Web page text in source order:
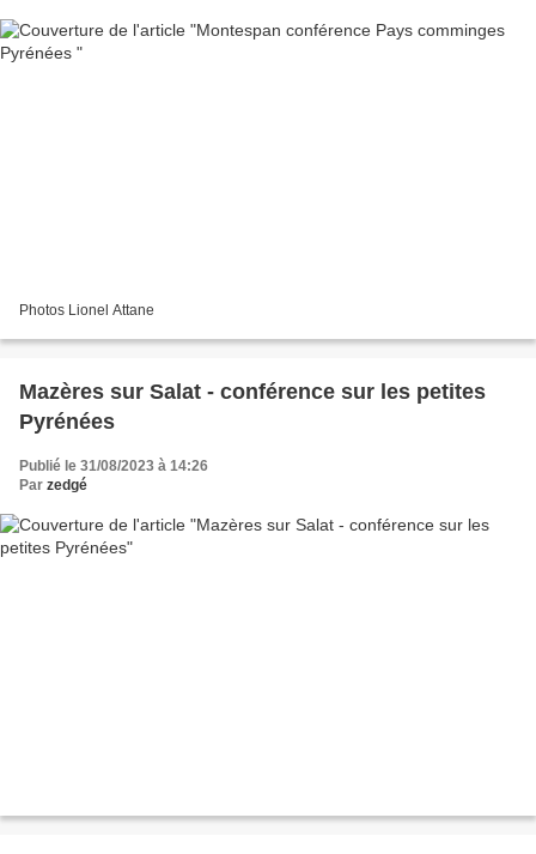
Photos Lionel Attane
Mazères sur Salat - conférence sur les petites
Pyrénées
Publié le 31/08/2023 à 14:26
Par zedgé